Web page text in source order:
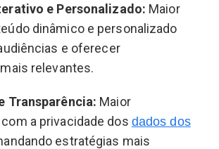
e Personalizado: Maior
dinâmico e personalizado
e oferecer
relevantes.
Transparência: Maior
a privacidade dos dados dos
estratégias mais